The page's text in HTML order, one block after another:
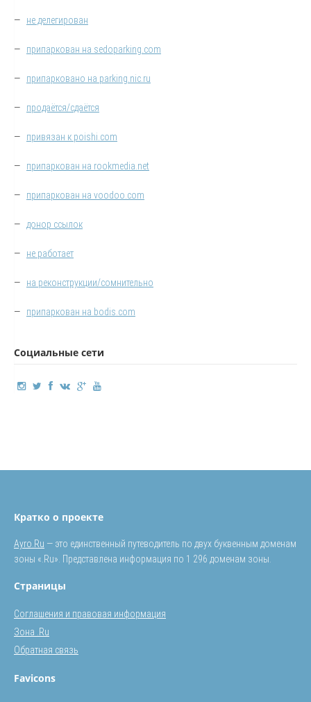
— не делегирован
— припаркован на sedoparking.com
— припарковано на parking.nic.ru
— продаётся/сдаётся
— привязан к poishi.com
— припаркован на rookmedia.net
— припаркован на voodoo.com
— донор ссылок
— не работает
— на реконструкции/сомнительно
— припаркован на bodis.com
Социальные сети
Кратко о проекте
Ayro.Ru — это единственный путеводитель по двух буквенным доменам
зоны «.Ru». Представлена информация по 1 296 доменам зоны.
Страницы
Соглашения и правовая информация
Зона .Ru
Обратная связь
Favicons